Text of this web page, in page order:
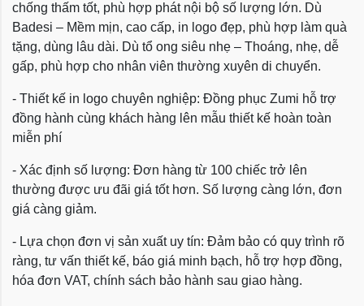
chống thấm tốt, phù hợp phát nội bộ số lượng lớn. Dù
Badesi – Mềm mịn, cao cấp, in logo đẹp, phù hợp làm quà
tặng, dùng lâu dài. Dù tổ ong siêu nhẹ – Thoáng, nhẹ, dễ
gấp, phù hợp cho nhân viên thường xuyên di chuyển.
- Thiết kế in logo chuyên nghiệp: Đồng phục Zumi hỗ trợ
đồng hành cùng khách hàng lên mẫu thiết kế hoàn toàn
miễn phí
- Xác định số lượng: Đơn hàng từ 100 chiếc trở lên
thường được ưu đãi giá tốt hơn. Số lượng càng lớn, đơn
giá càng giảm.
- Lựa chọn đơn vị sản xuất uy tín: Đảm bảo có quy trình rõ
ràng, tư vấn thiết kế, báo giá minh bạch, hỗ trợ hợp đồng,
hóa đơn VAT, chính sách bảo hành sau giao hàng.